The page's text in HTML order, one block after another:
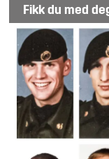
Fikk du med